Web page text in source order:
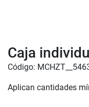
Caja
Código:
Aplican cantidades